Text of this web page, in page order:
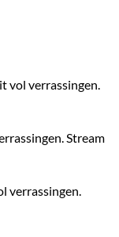
vol verrassingen.
Stream
verrassingen.